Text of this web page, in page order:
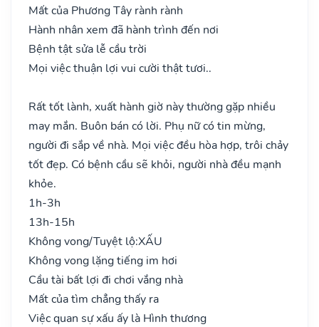
Mất của Phương Tây rành rành
Hành nhân xem đã hành trình đến nơi
Bệnh tật sửa lễ cầu trời
Mọi việc thuận lợi vui cười thật tươi..
Rất tốt lành, xuất hành giờ này thường gặp nhiều
may mắn. Buôn bán có lời. Phụ nữ có tin mừng,
người đi sắp về nhà. Mọi việc đều hòa hợp, trôi chảy
tốt đẹp. Có bệnh cầu sẽ khỏi, người nhà đều mạnh
khỏe.
1h-3h
13h-15h
Không vong/Tuyệt lộ:XẤU
Không vong lặng tiếng im hơi
Cầu tài bất lợi đi chơi vắng nhà
Mất của tìm chẳng thấy ra
Việc quan sự xấu ấy là Hình thương